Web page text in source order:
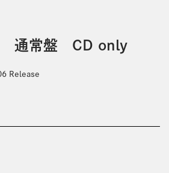
- 通常盤 CD only
Release